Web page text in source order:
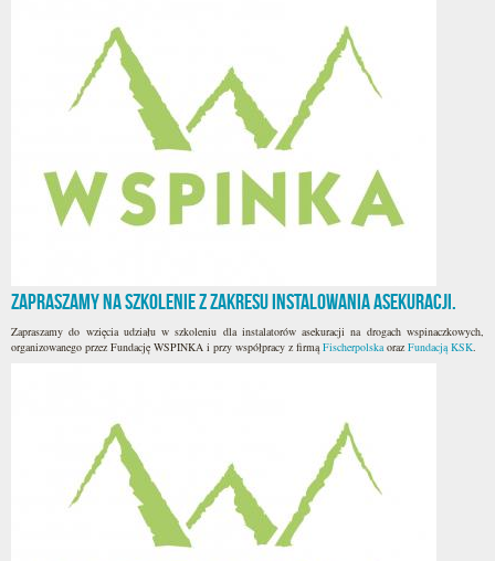
Zapraszamy na szkolenie z zakresu instalowania asekuracji.
Zapraszamy do wzięcia udziału w szkoleniu dla instalatorów asekuracji na drogach wspinaczkowych,
organizowanego przez Fundację WSPINKA i przy współpracy z firmąFischerpolskaoraz Fundacją KSK.